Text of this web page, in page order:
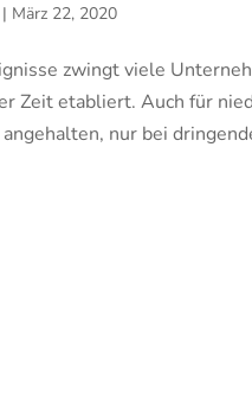
| März 22, 2020
zwingt viele
Zeit etabliert. Auch für
nur bei